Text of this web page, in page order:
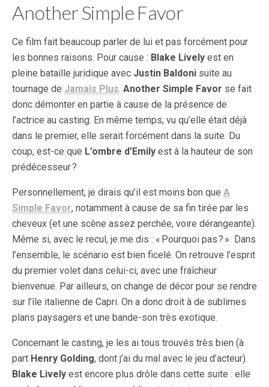
Another Simple Favor
Ce film fait beaucoup parler de lui et pas forcément pour
les bonnes raisons. Pour cause : Blake Lively est en
pleine bataille juridique avec Justin Baldoni suite au
tournage de Jamais Plus. Another Simple Favor se fait
donc démonter en partie à cause de la présence de
l’actrice au casting. En même temps, vu qu’elle était déjà
dans le premier, elle serait forcément dans la suite. Du
coup, est-ce que L’ombre d’Emily est à la hauteur de son
prédécesseur ?
Personnellement, je dirais qu’il est moins bon que A
Simple Favor, notamment à cause de sa fin tirée par les
cheveux (et une scène assez perchée, voire dérangeante).
Même si, avec le recul, je me dis : « Pourquoi pas ? » Dans
l’ensemble, le scénario est bien ficelé. On retrouve l’esprit
du premier volet dans celui-ci, avec une fraîcheur
bienvenue. Par ailleurs, on change de décor pour se rendre
sur l’île italienne de Capri. On a donc droit à de sublimes
plans paysagers et une bande-son très exotique.
Concernant le casting, je les ai tous trouvés très bien (à
part Henry Golding, dont j’ai du mal avec le jeu d’acteur).
Blake Lively est encore plus drôle dans cette suite : elle